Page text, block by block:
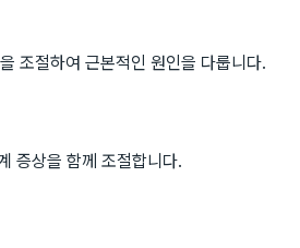
조절하여 근본적인 원인을 다룹니다.
증상을 함께 조절합니다.